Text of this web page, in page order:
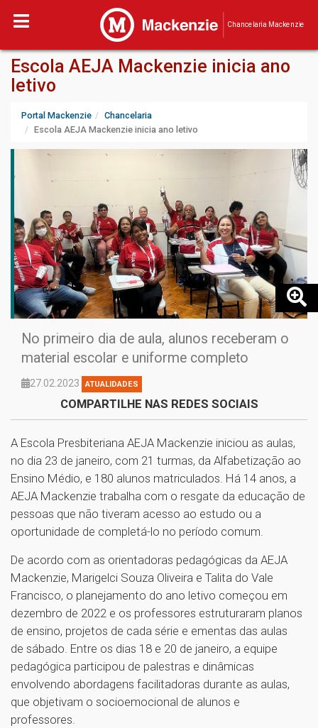
Chancelaria Mackenzie
Escola AEJA Mackenzie inicia ano
letivo
Portal Mackenzie
Chancelaria
Escola AEJA Mackenzie inicia ano letivo
No primeiro dia de aula, alunos receberam o
material escolar e uniforme completo
27.02.2023 ATUALIDADES
COMPARTILHE NAS REDES SOCIAIS
A Escola Presbiteriana AEJA Mackenzie iniciou as aulas,
no dia 23 de janeiro, com 21 turmas, da Alfabetização ao
Ensino Médio, e 180 alunos matriculados. Há 14 anos, a
AEJA Mackenzie trabalha com o resgate da educação de
pessoas que não tiveram acesso ao estudo ou a
oportunidade de completá-lo no período comum.
De acordo com as orientadoras pedagógicas da AEJA
Mackenzie, Marigelci Souza Oliveira e Talita do Vale
Francisco, o planejamento do ano letivo começou em
dezembro de 2022 e os professores estruturaram planos
de ensino, projetos de cada série e ementas das aulas
de sábado. Entre os dias 18 e 20 de janeiro, a equipe
pedagógica participou de palestras e dinâmicas
envolvendo abordagens facilitadoras durante as aulas,
que objetivam o socioemocional de alunos e
professores.